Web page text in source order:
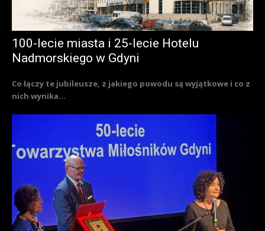
100-lecie miasta i 25-lecie Hotelu
Nadmorskiego w Gdyni
Co łączy te jubileusze, z jakiego powodu są wyjątkowe i co z
nich wynika...